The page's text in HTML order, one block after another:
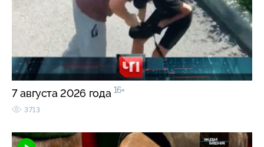
7 августа 2026 года 16+
3713